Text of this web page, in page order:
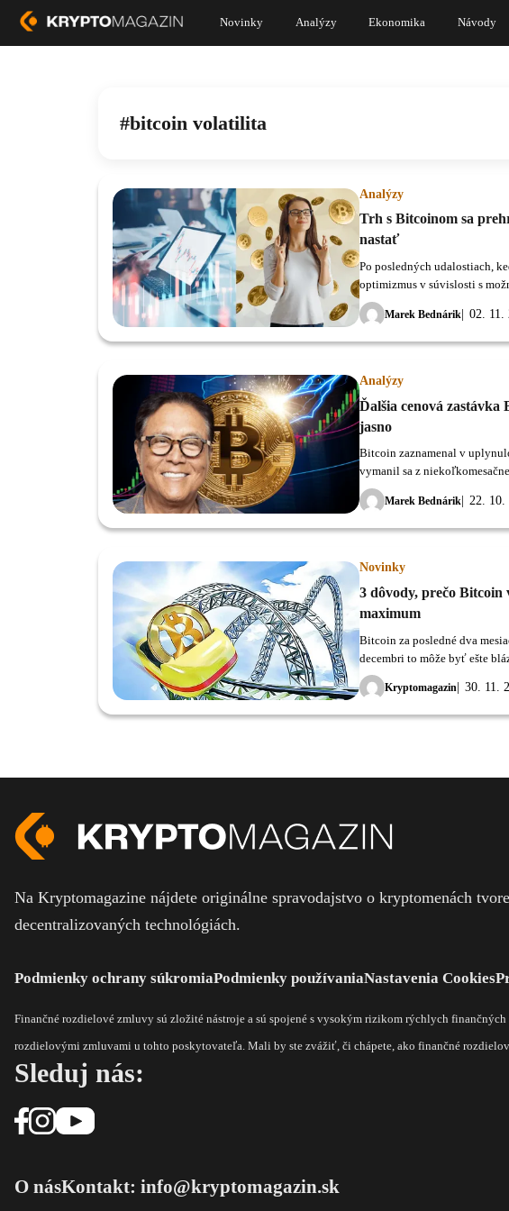
Novinky Analýzy Ekonomika Návody
bitcoin volatilita
Analýzy
Trh s Bitcoinom sa
nastať
Marek Bednárik 02. 11.
Po posledných udalostiach,
optimizmus v súvislosti s
čoraz viac investorov zapája
Analýzy
Ďalšia cenová
jasno
Marek Bednárik 22. 10.
Bitcoin zaznamenal v
vymanil sa z
dolárov.
Novinky
3 dôvody, prečo Bitcoin
maximum
Kryptomagazin 30. 11.
Bitcoin za posledné dva
decembri to môže byť ešte
Na Kryptomagazine nájdete originálne spravodajstvo o kryptomenách
decentralizovaných technológiách.
Podmienky ochrany súkromiaPodmienky používaniaNastavenia Cookies
Finančné rozdielové zmluvy sú zložité nástroje a sú spojené s vysokým rizikom rýchlych
rozdielovými zmluvami u tohto poskytovateľa. Mali by ste zvážiť, či chápete, ako finančné
Sleduj nás:
O násKontakt: info@kryptomagazin.sk